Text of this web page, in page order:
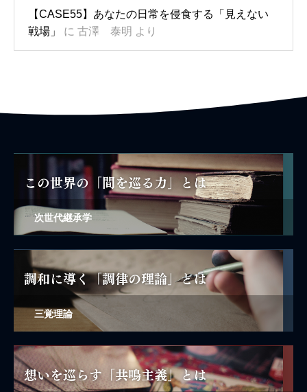
【CASE55】あなたの日常を侵食する「見えない
戦場」
に 古澤 泰明 より
次世代継承学
三覚理論